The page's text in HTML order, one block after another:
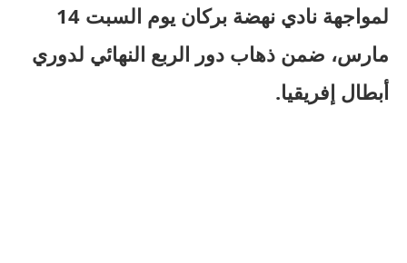
لمواجهة نادي نهضة بركان يوم السبت 14
مارس، ضمن ذهاب دور الربع النهائي لدوري
أبطال إفريقيا.